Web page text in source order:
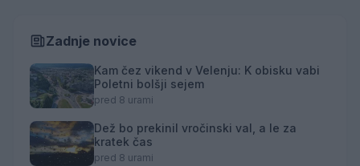
Zadnje novice
Kam čez vikend v Velenju: K obisku vabi
Poletni bolšji sejem
pred 8 urami
Dež bo prekinil vročinski val, a le za
kratek čas
pred 8 urami